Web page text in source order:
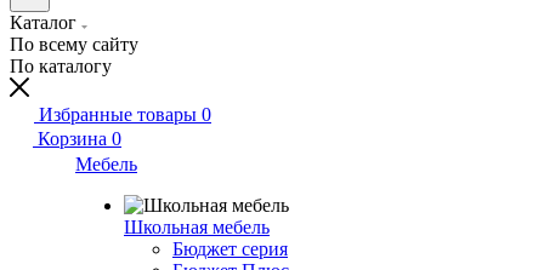
Каталог
По всему сайту
По каталогу
Избранные товары 0
Корзина 0
Мебель
Школьная мебель
Бюджет серия